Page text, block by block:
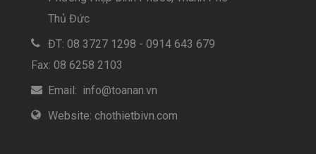
Thủ Đức
ĐT: 08 3727 1298 - 0914 643 679
Fax: 08 6258 2103
Email: info@toanan.vn
Website: chothietbivn.com